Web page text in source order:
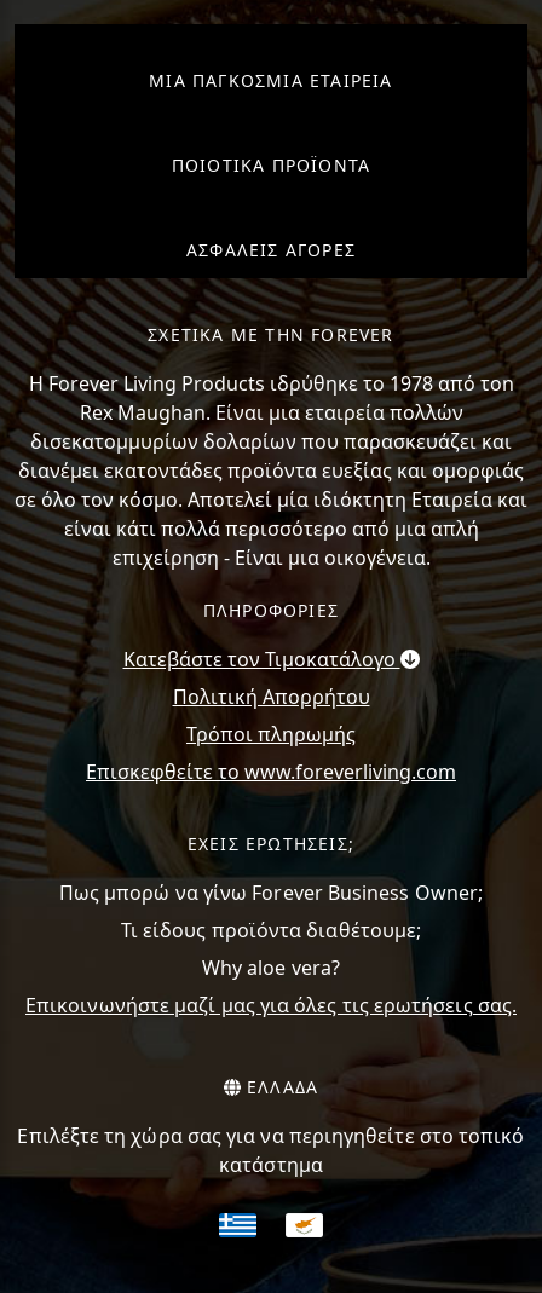
ΜΙΑ ΠΑΓΚΟΣΜΙΑ ΕΤΑΙΡΕΙΑ
ΠΟΙΟΤΙΚΑ ΠΡΟΪΟΝΤΑ
ΑΣΦΑΛΕΙΣ ΑΓΟΡΕΣ
ΣΧΕΤΙΚΑ ΜΕ ΤΗΝ FOREVER
H Forever Living Products ιδρύθηκε το 1978 από τon
Rex Maughan. Είναι μια εταιρεία πολλών
δισεκατομμυρίων δολαρίων που παρασκευάζει και
διανέμει εκατοντάδες προϊόντα ευεξίας και ομορφιάς
σε όλο τον κόσμο. Αποτελεί μία ιδιόκτητη Εταιρεία και
είναι κάτι πολλά περισσότερο από μια απλή
επιχείρηση - Είναι μια οικογένεια.
ΠΛΗΡΟΦΟΡΙΕΣ
Κατεβάστε τον Τιμοκατάλογο
Πολιτική Απορρήτου
Τρόποι πληρωμής
Επισκεφθείτε το www.foreverliving.com
ΕΧΕΙΣ ΕΡΩΤΗΣΕΙΣ;
Πως μπορώ να γίνω Forever Business Owner;
Τι είδους προϊόντα διαθέτουμε;
Why aloe vera?
Επικοινωνήστε μαζί μας για όλες τις ερωτήσεις σας.
ΕΛΛΑΔΑ
Επιλέξτε τη χώρα σας για να περιηγηθείτε στο τοπικό
κατάστημα